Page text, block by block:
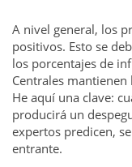
A nivel general, los
positivos. Esto se
los porcentajes de
Centrales
He aquí una clave:
producirá un
expertos predicen,
entrante.